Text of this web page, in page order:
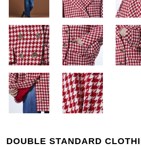
DOUBLE STANDARD